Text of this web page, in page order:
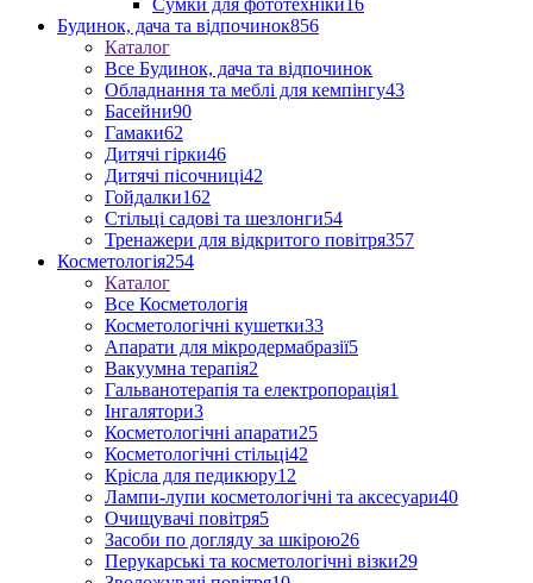
Сумки для фототехніки16
Будинок, дача та відпочинок856
Каталог
Все Будинок, дача та відпочинок
Обладнання та меблі для кемпінгу43
Басейни90
Гамаки62
Дитячі гірки46
Дитячі пісочниці42
Гойдалки162
Стільці садові та шезлонги54
Тренажери для відкритого повітря357
Косметологія254
Каталог
Все Косметологія
Косметологічні кушетки33
Апарати для мікродермабразії5
Вакуумна терапія2
Гальванотерапія та електропорація1
Інгалятори3
Косметологічні апарати25
Косметологічні стільці42
Крісла для педикюру12
Лампи-лупи косметологічні та аксесуари40
Очищувачі повітря5
Засоби по догляду за шкірою26
Перукарські та косметологічні візки29